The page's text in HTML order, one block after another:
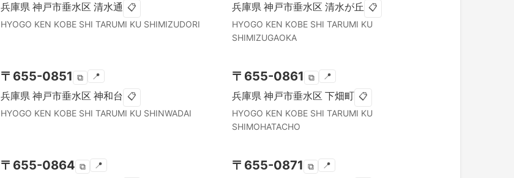
兵庫県 神戸市垂水区 清水通 📋
HYOGO KEN KOBE SHI TARUMI KU SHIMIZUDORI
兵庫県 神戸市垂水区 清水が丘 📋
HYOGO KEN KOBE SHI TARUMI KU
SHIMIZUGAOKA
〒 655-0851 ⧉ 📍
兵庫県 神戸市垂水区 神和台 📋
HYOGO KEN KOBE SHI TARUMI KU SHINWADAI
〒 655-0861 ⧉ 📍
兵庫県 神戸市垂水区 下畑町 📋
HYOGO KEN KOBE SHI TARUMI KU
SHIMOHATACHO
〒 655-0864 ⧉ 📍 〒 655-0871 ⧉ 📍